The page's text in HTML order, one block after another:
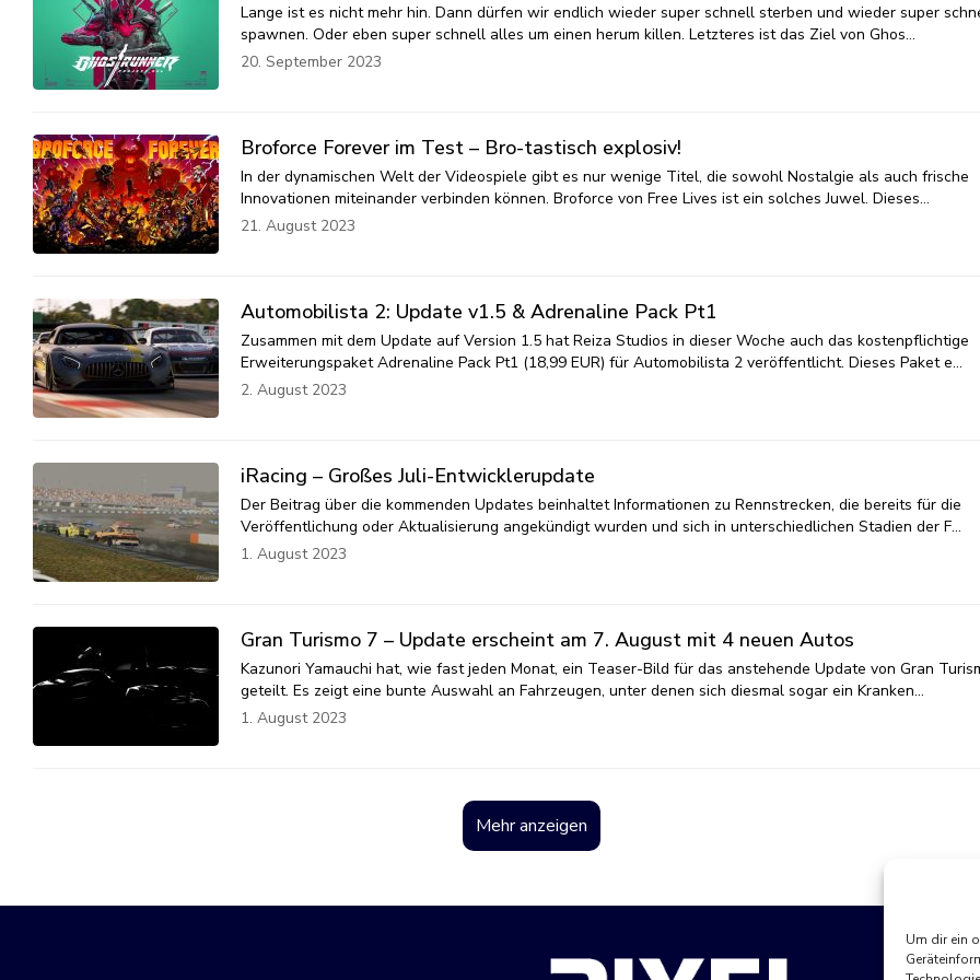
Um dir ein
Lange ist es nicht mehr hin. Dann dürfen wir endlich wieder super schnell sterben und wieder super
spawnen. Oder eben super schnell alles um einen herum killen. Letzteres ist das Ziel von Ghos…
20. September 2023
Broforce Forever im Test – Bro-tastisch explosiv!
In der dynamischen Welt der Videospiele gibt es nur wenige Titel, die sowohl Nostalgie als auch frische
Innovationen miteinander verbinden können. Broforce von Free Lives ist ein solches Juwel. Dieses…
21. August 2023
Automobilista 2: Update v1.5 & Adrenaline Pack Pt1
Zusammen mit dem Update auf Version 1.5 hat Reiza Studios in dieser Woche auch das kostenpflichtige
Erweiterungspaket Adrenaline Pack Pt1 (18,99 EUR) für Automobilista 2 veröffentlicht. Dieses Paket e…
2. August 2023
iRacing – Großes Juli-Entwicklerupdate
Der Beitrag über die kommenden Updates beinhaltet Informationen zu Rennstrecken, die bereits für die
Veröffentlichung oder Aktualisierung angekündigt wurden und sich in unterschiedlichen Stadien der F…
1. August 2023
Gran Turismo 7 – Update erscheint am 7. August mit 4 neuen Autos
Kazunori Yamauchi hat, wie fast jeden Monat, ein Teaser-Bild für das anstehende Update von Gran
geteilt. Es zeigt eine bunte Auswahl an Fahrzeugen, unter denen sich diesmal sogar ein Kranken…
1. August 2023
Mehr anzeigen